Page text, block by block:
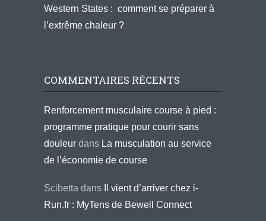
Western States : comment se préparer à
l’extrême chaleur ?
COMMENTAIRES RÉCENTS
Renforcement musculaire course à pied :
programme pratique pour courir sans
douleur dans La musculation au service
de l’économie de course
Scibetta dans
Il vient d’arriver chez i-
Run.fr : MyTens de Bewell Connect